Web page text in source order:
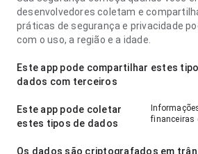
desenvolvedores coletam e
práticas de segurança e privacidade
com o uso, a região e a idade.
Este app pode compartilhar estes
dados com terceiros
Este app pode coletar
estes tipos de dados
financeiras
Os dados são criptografados em